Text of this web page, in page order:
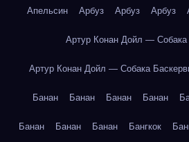
Апельсин Арбуз Арбуз Арбуз
Артур Конан Дойл — Собака
Артур Конан Дойл — Собака
Банан Банан Банан Банан
Банан Банан Банан Бангкок